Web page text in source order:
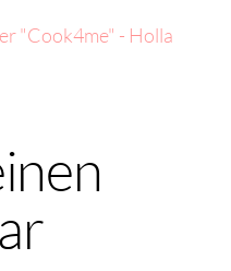
"Cook4me" - Holla